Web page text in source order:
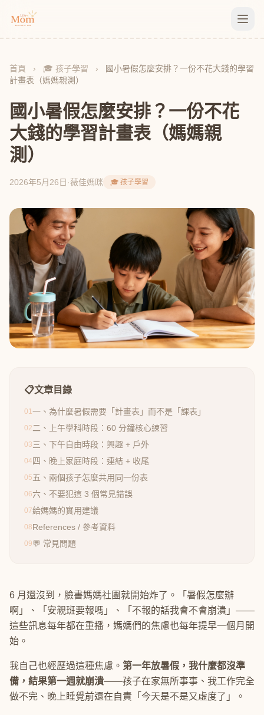
首頁 › 🎓 孩子學習 ›
國小暑假怎麼安排？一份不花大錢的學習
計畫表（媽媽親測）
國小暑假怎麼安排？一份不花
大錢的學習計畫表（媽媽親
測）
2026年5月26日 ·薇佳媽咪 🎓 孩子學習
📋文章目錄
01 一、為什麼暑假需要「計畫表」而不是「課表」
02 二、上午學科時段：60 分鐘核心練習
03三、下午自由時段：興趣 + 戶外
04 四、晚上家庭時段：連結 + 收尾
05五、兩個孩子怎麼共用同一份表
06六、不要犯這 3 個常見錯誤
07給媽媽的實用建議
08References / 參考資料
09💬 常見問題
6 月還沒到，臉書媽媽社團就開始炸了。「暑假怎麼辦
啊」、「安親班要報嗎」、「不報的話我會不會崩潰」——
這些訊息每年都在重播，媽媽們的焦慮也每年提早一個月開
始。
我自己也經歷過這種焦慮。 第一年放暑假，我什麼都沒準
備，結果第一週就崩潰——孩子在家無所事事、我工作完全
做不完、晚上睡覺前還在自責「今天是不是又虛度了」。